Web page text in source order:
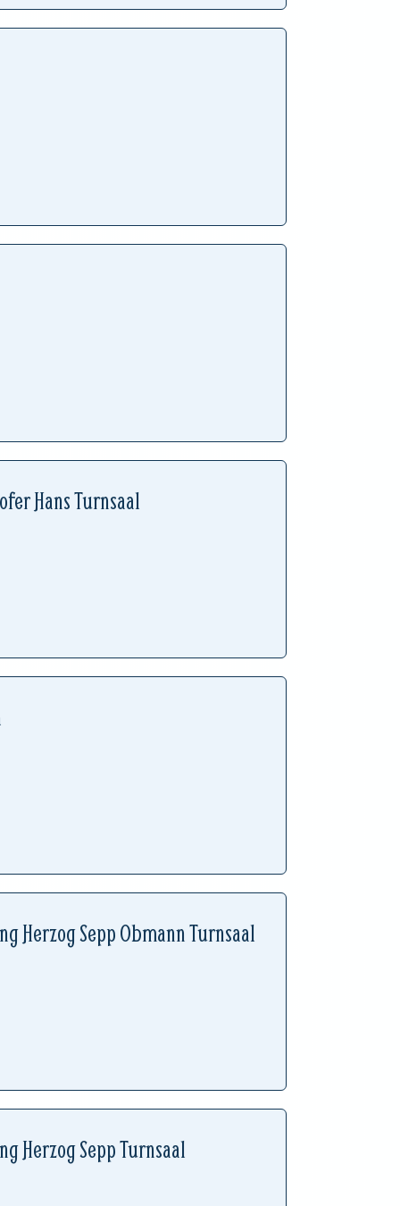
Hans Turnsaal
Herzog Sepp Obmann Turnsaal
Herzog Sepp Turnsaal